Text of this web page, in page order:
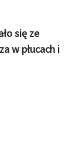
się ze
w płucach i